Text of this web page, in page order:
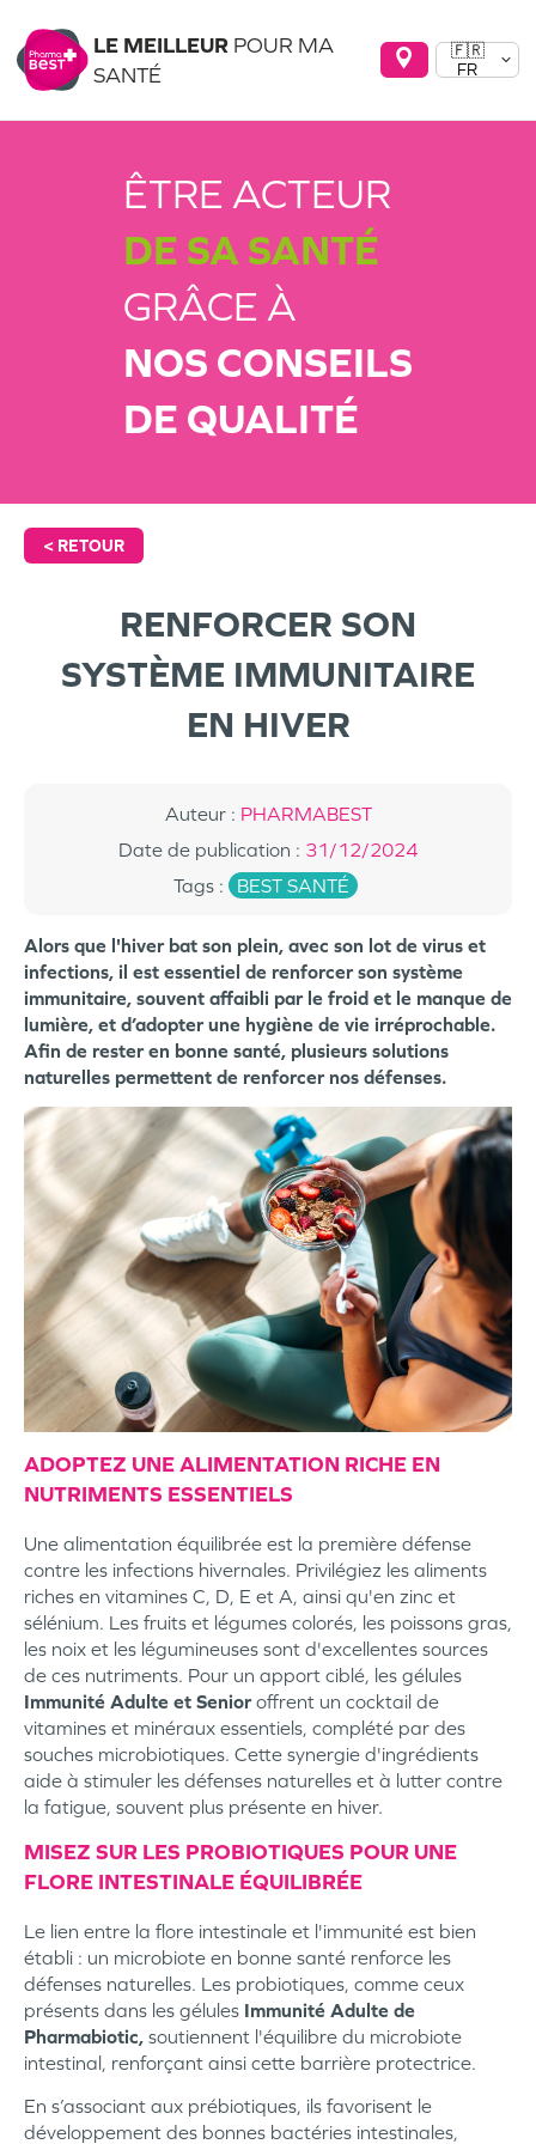
LE MEILLEUR POUR MA
SANTÉ
🇫🇷
FR
ÊTRE ACTEUR
DE SA SANTÉ
GRÂCE À
NOS CONSEILS
DE QUALITÉ
< RETOUR
RENFORCER SON
SYSTÈME IMMUNITAIRE
EN HIVER
Auteur: PHARMABEST
Date de publication : 31/12/2024
Tags : BEST SANTÉ
Alors que l'hiver bat son plein, avec son lot de virus et
infections, il est essentiel de renforcer son système
immunitaire, souvent affaibli par le froid et le manque de
lumière, et d’adopter une hygiène de vie irréprochable.
Afin de rester en bonne santé, plusieurs solutions
naturelles permettent de renforcer nos défenses.
ADOPTEZ UNE ALIMENTATION RICHE EN
NUTRIMENTS ESSENTIELS
Une alimentation équilibrée est la première défense
contre les infections hivernales. Privilégiez les aliments
riches en vitamines C, D, E et A, ainsi qu'en zinc et
sélénium. Les fruits et légumes colorés, les poissons gras,
les noix et les légumineuses sont d'excellentes sources
de ces nutriments. Pour un apport ciblé, les gélules
Immunité Adulte et Senioroffrent un cocktail de
vitamines et minéraux essentiels, complété par des
souches microbiotiques. Cette synergie d'ingrédients
aide à stimuler les défenses naturelles et à lutter contre
la fatigue, souvent plus présente en hiver.
MISEZ SUR LES PROBIOTIQUES POUR UNE
FLORE INTESTINALE ÉQUILIBRÉE
Le lien entre la flore intestinale et l'immunité est bien
établi : un microbiote en bonne santé renforce les
défenses naturelles. Les probiotiques, comme ceux
présents dans les gélules Immunité Adulte de
Pharmabiotic, soutiennent l'équilibre du microbiote
intestinal, renforçant ainsi cette barrière protectrice.
En s’associant aux prébiotiques, ils favorisent le
développement des bonnes bactéries intestinales,